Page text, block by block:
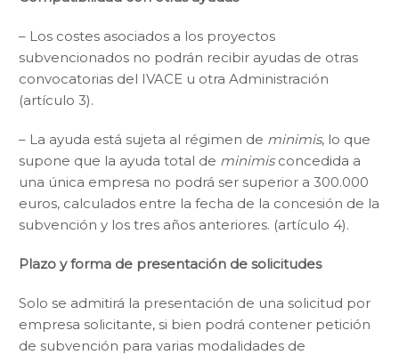
– Los costes asociados a los proyectos
subvencionados no podrán recibir ayudas de otras
convocatorias del IVACE u otra Administración
(artículo 3).
– La ayuda está sujeta al régimen de minimis, lo que
supone que la ayuda total de minimisconcedida a
una única empresa no podrá ser superior a 300.000
euros, calculados entre la fecha de la concesión de la
subvención y los tres años anteriores. (artículo 4).
Plazo y forma de presentación de solicitudes
Solo se admitirá la presentación de una solicitud por
empresa solicitante, si bien podrá contener petición
de subvención para varias modalidades de